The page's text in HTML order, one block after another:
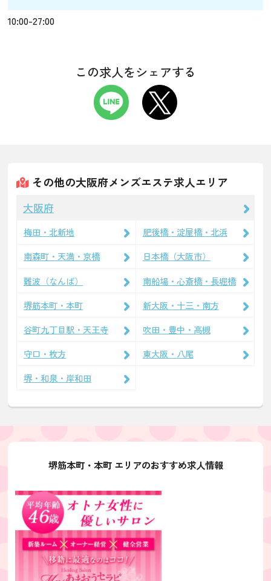
10:00-27:00
この求人をシェアする
その他の大阪府メンズエステ求人エリア
大阪府
梅田・北新地
肥後橋・淀屋橋・北浜
南森町・天満・京橋
日本橋（大阪市）
難波（なんば）
南船場・心斎橋・長堀橋
堺筋本町・本町
新大阪・十三・南方
谷町九丁目駅・天王寺
吹田・豊中・高槻
守口・枚方
東大阪・八尾
堺・和泉・岸和田
堺筋本町・本町 エリアのおすすめ求人情報